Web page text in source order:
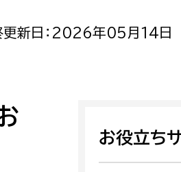
届け出や申請をし
支払いをしたい
更新日：2026年05月14日
お役立ち